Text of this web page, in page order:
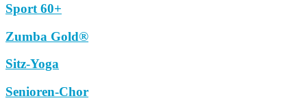
Sport 60+
Zumba Gold®
Sitz-Yoga
Senioren-Chor